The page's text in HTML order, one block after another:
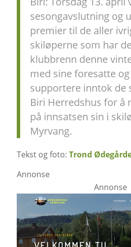
sesongavslutning og
premier til de aller
skiløperne som har
klubbrenn denne
med sine foresatte
supportere inntok de
Biri Herredshus for å
på innsatsen sin i
Myrvang.
Tekst og foto: Trond
Annonse
Annonse